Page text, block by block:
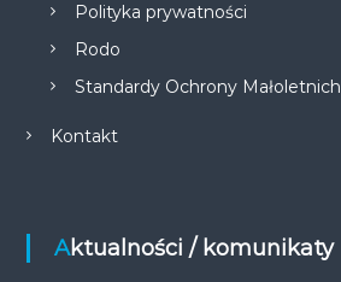
Polityka prywatności
Rodo
Standardy Ochrony Małoletnich
Kontakt
Aktualności / komunikaty